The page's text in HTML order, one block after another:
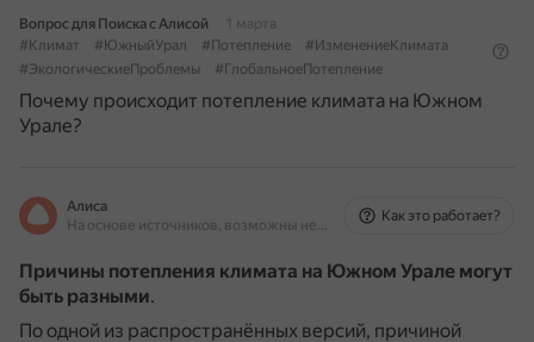
Вопрос для Поиска с Алисой
1 марта
#Климат
#ЮжныйУрал #Потепление
#ИзменениеКлимата
#ЭкологическиеПроблемы
#ГлобальноеПотепление
Почему происходит потепление климата на Южном
Урале?
Алиса
На основе источников, возможны неточности
Как это работает?
Причины потепления климата на Южном Урале могут
быть разными.
По одной из распространённых версий, причиной